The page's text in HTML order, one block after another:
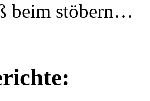
beim stöbern…